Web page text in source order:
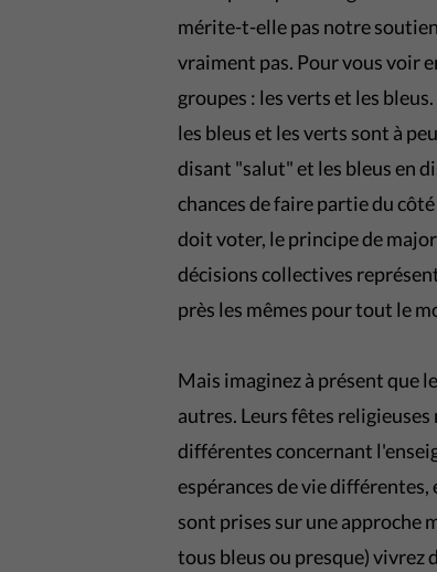
mérite-t-elle pas notre
vraiment pas. Pour vous voir
groupes : les verts et les
les bleus et les verts sont à
disant "salut" et les bleus en
chances de faire partie du
doit voter, le principe de
décisions collectives
près les mêmes pour tout le
Mais imaginez à présent que
autres. Leurs fêtes
différentes concernant
espérances de vie
sont prises sur une
tous bleus ou presque) vivrez